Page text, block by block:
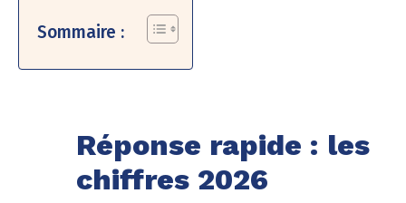
Sommaire :
Réponse rapide : les
chiffres 2026